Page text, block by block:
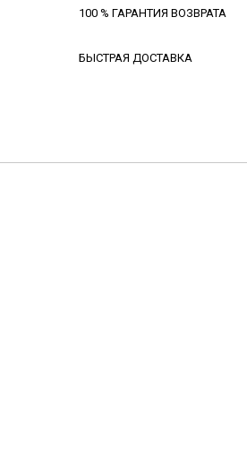
100 % ГАРАНТИЯ ВОЗВРАТА
БЫСТРАЯ ДОСТАВКА